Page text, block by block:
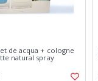
de acqua + cologne
natural spray